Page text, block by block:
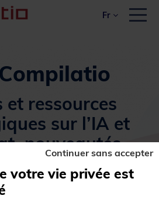
fr
ressources
sur l’IA et
nouveautés
logiciels de
votre vie privée est
Continuer sans accepter